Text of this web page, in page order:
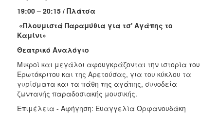
19:00 – 20:15 / Πλάτσα
«Πλουμιστά Παραμύθια για τσ' Αγάπης το
Καμίνι»
Θεατρικό Αναλόγιο
Μικροί και μεγάλοι αφουγκράζονται την ιστορία του
Ερωτόκριτου και της Αρετούσας, για του κύκλου τα
γυρίσματα και τα πάθη της αγάπης, συνοδεία
ζωντανής παραδοσιακής μουσικής.
Επιμέλεια - Αφήγηση: Ευαγγελία Ορφανουδάκη